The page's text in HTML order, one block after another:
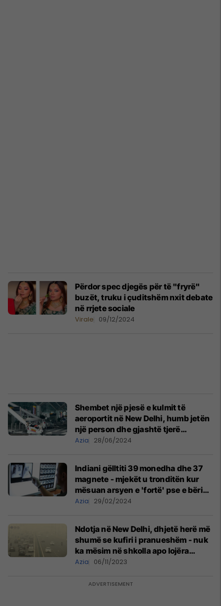
Përdor spec djegës për të "fryrë"
buzët, truku i çuditshëm nxit debate
në rrjete sociale
Virale 09/12/2024
Shembet një pjesë e kulmit të
aeroportit në New Delhi, humb jetën
një person dhe gjashtë tjerë
lëndohen – anulohen fluturimet
Azia 28/06/2024
Indiani gëlltiti 39 monedha dhe 37
magnete - mjekët u tronditën kur
mësuan arsyen e 'fortë' pse e bëri
këtë gjë ai
Azia 29/02/2024
Ndotja në New Delhi, dhjetë herë më
shumë se kufiri i pranueshëm - nuk
ka mësim në shkolla apo lojëra
jashtë shtëpive për fëmijët
Azia 06/11/2023